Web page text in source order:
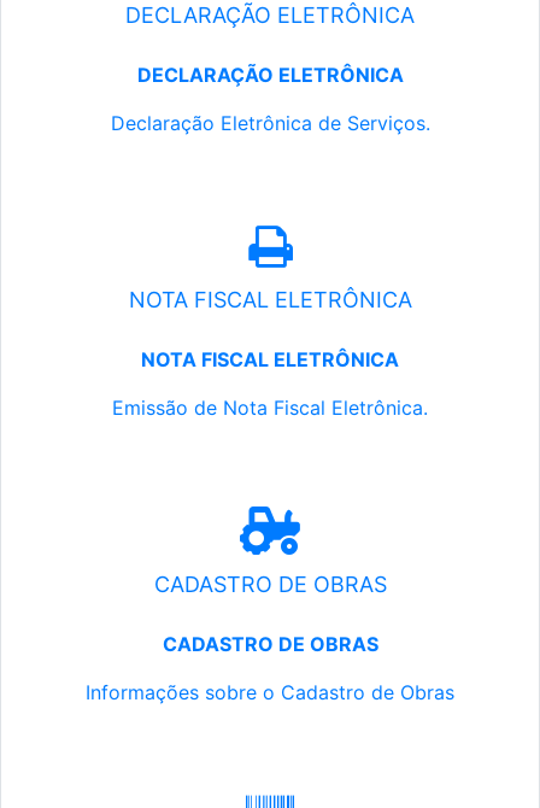
DECLARAÇÃO ELETRÔNICA
DECLARAÇÃO ELETRÔNICA
Declaração Eletrônica de Serviços.
NOTA FISCAL ELETRÔNICA
NOTA FISCAL ELETRÔNICA
Emissão de Nota Fiscal Eletrônica.
CADASTRO DE OBRAS
CADASTRO DE OBRAS
Informações sobre o Cadastro de Obras